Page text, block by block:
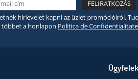
hírlevelet kapni az üzlet promócióiról.
többet a honlapon Politica de Confidentialitate